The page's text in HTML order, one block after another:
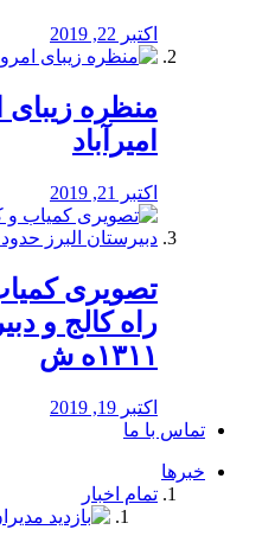
اکتبر 22, 2019
منظره‌‌ زیبای
امیرآباد
اکتبر 21, 2019
️تصویری
راه كالج و
۱۳۱۱ه ش
اکتبر 19, 2019
تماس با ما
خبرها
تمام اخبار